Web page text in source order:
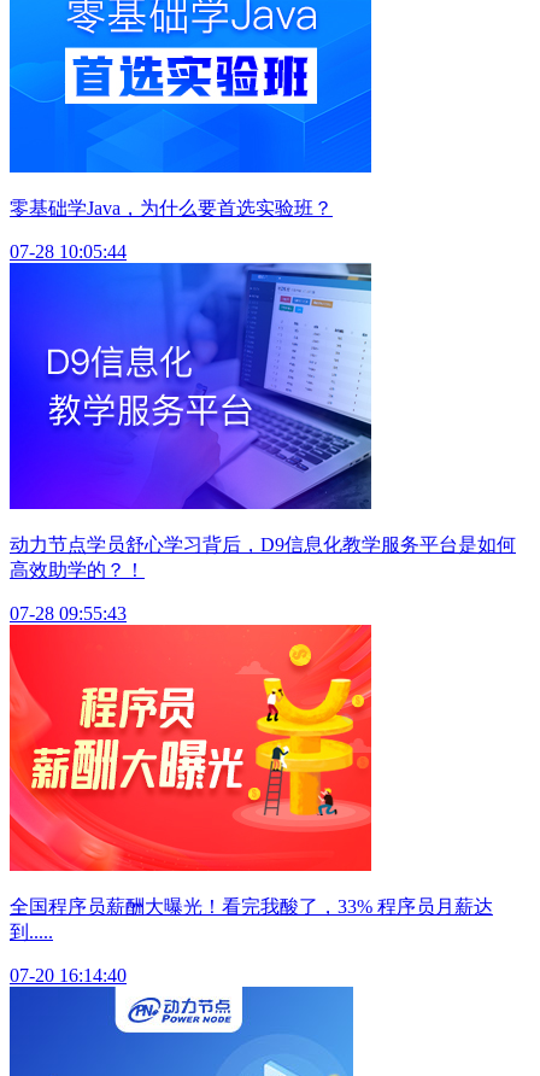
零基础学Java，为什么要首选实验班？
07-28 10:05:44
动力节点学员舒心学习背后，D9信息化教学服务平台是如何
高效助学的？！
07-28 09:55:43
全国程序员薪酬大曝光！看完我酸了，33% 程序员月薪达
到.....
07-20 16:14:40